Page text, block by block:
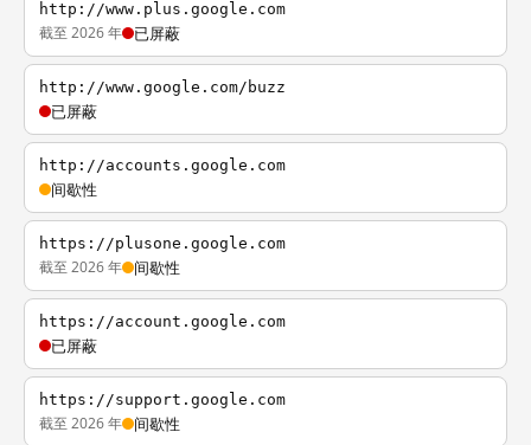
http://www.plus.google.com
截至 2026 年 已屏蔽
http://www.google.com/buzz
已屏蔽
http://accounts.google.com
间歇性
https://plusone.google.com
截至 2026 年 间歇性
https://account.google.com
已屏蔽
https://support.google.com
截至 2026 年 间歇性